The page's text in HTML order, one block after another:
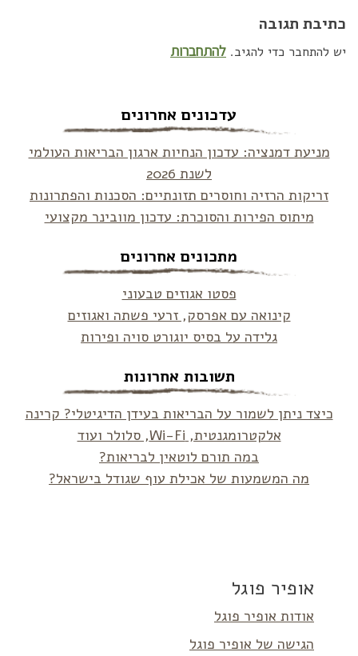
כתיבת תגובה
יש להתחבר כדי להגיב. להתחברות
עדכונים אחרונים
מניעת דמנציה: עדכון הנחיות ארגון הבריאות העולמי
לשנת 2026
זריקות הרזיה וחוסרים תזונתיים: הסכנות והפתרונות
מיתוס הפירות והסוכרת: עדכון מוובינר מקצועי
מתכונים אחרונים
פסטו אגוזים טבעוני
קינואה עם אפרסק, זרעי פשתה ואגוזים
גלידה על בסיס יוגורט סויה ופירות
תשובות אחרונות
כיצד ניתן לשמור על הבריאות בעידן הדיגיטלי? קרינה
אלקטרומגנטית, Wi-Fi, סלולר ועוד
במה תורם לוטאין לבריאות?
מה המשמעות של אכילת עוף שגודל בישראל?
אופיר פוגל
אודות אופיר פוגל
הגישה של אופיר פוגל